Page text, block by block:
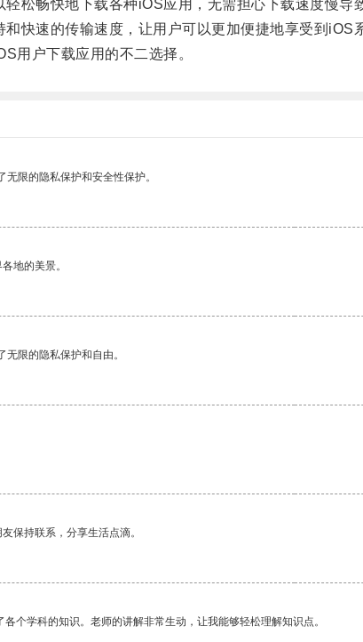
畅快地下载各种iOS应用，无需担心下载速度慢导
速的传输速度，让用户可以更加便捷地享受到iOS
户下载应用的不二选择。
限的隐私保护和安全性保护。
地的美景。
限的隐私保护和自由。
保持联系，分享生活点滴。
个学科的知识。老师的讲解非常生动，让我能够轻松理解知识点。